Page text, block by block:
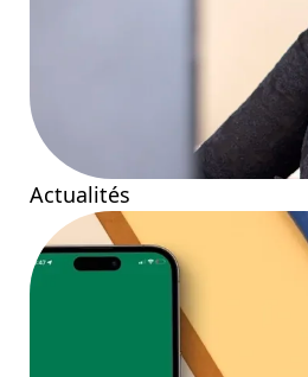
Actualités